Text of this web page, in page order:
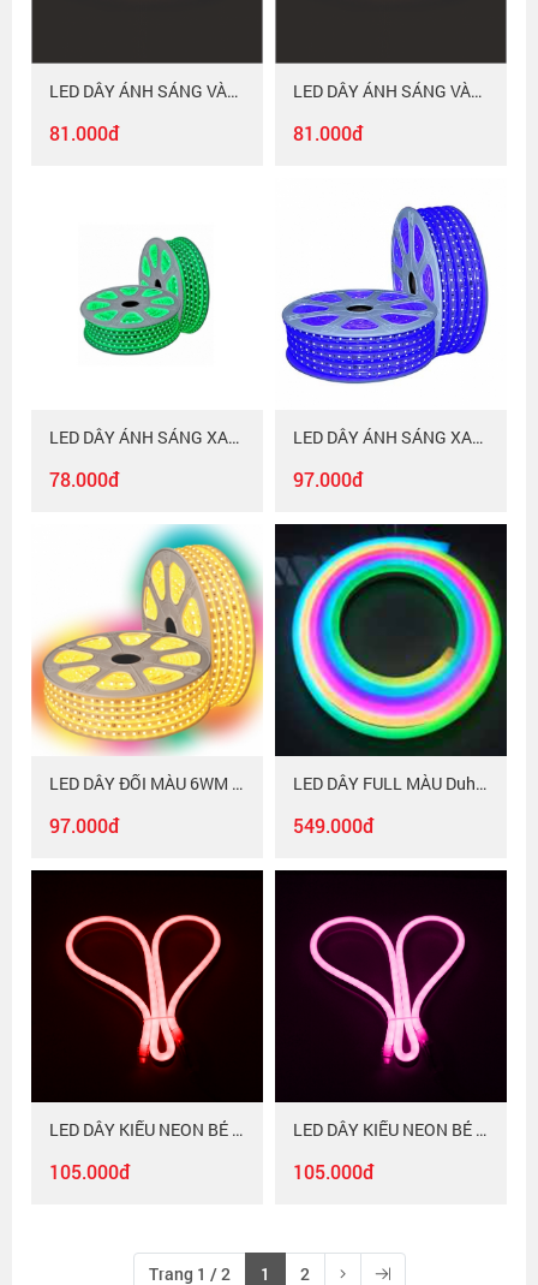
LED DÂY ÁNH SÁNG VÀNG Duhal - 2 DÒNG LED 6WM LDV03
81.000đ
LED DÂY ÁNH SÁNG VÀNG Duhal 6WM LDV01
81.000đ
LED DÂY ÁNH SÁNG XANH LÁ Duhal 6WM LDL01
78.000đ
LED DÂY ÁNH SÁNG XANH LAM Duhal 6WM LDL02
97.000đ
LED DÂY ĐỔI MÀU 6WM Duhal LDM01
97.000đ
LED DÂY FULL MÀU Duhal NEFC015
549.000đ
LED DÂY KIỂU NEON BẺ GÓC HAI CHIỀU ÁNH SÁNG ĐỎ Duhal 6WM NED01
105.000đ
LED DÂY KIỂU NEON BẺ GÓC HAI CHIỀU ÁNH SÁNG HỒNG Duhal 6WM NEH01
105.000đ
Trang 1 / 2 1 2